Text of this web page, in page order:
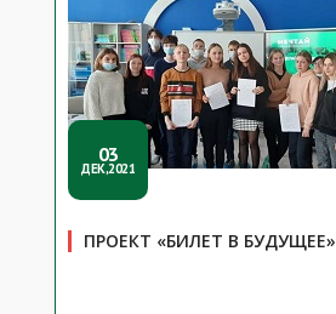
03
ДЕК,2021
ПРОЕКТ «БИЛЕТ В БУДУЩЕЕ»